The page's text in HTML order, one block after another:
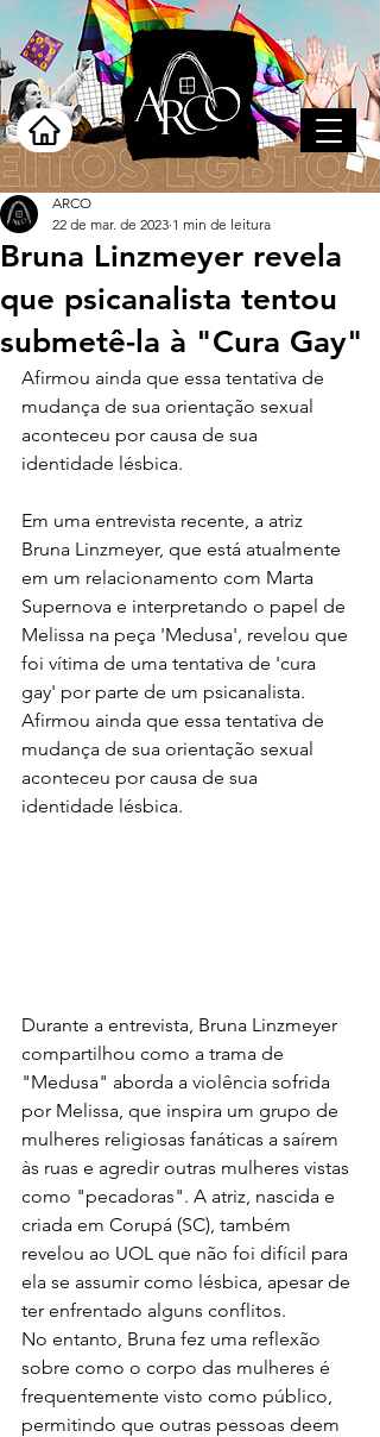
Bruna Linzmeyer revela
que psicanalista tentou
submetê-la à "Cura Gay"
ARCO
22 de mar. de 2023 1 min de leitura
Afirmou ainda que essa tentativa de
mudança de sua orientação sexual
aconteceu por causa de sua
identidade lésbica.
Em uma entrevista recente, a atriz
Bruna Linzmeyer, que está atualmente
em um relacionamento com Marta
Supernova e interpretando o papel de
Melissa na peça 'Medusa', revelou que
foi vítima de uma tentativa de 'cura
gay' por parte de um psicanalista.
Afirmou ainda que essa tentativa de
mudança de sua orientação sexual
aconteceu por causa de sua
identidade lésbica.
Durante a entrevista, Bruna Linzmeyer
compartilhou como a trama de
"Medusa" aborda a violência sofrida
por Melissa, que inspira um grupo de
mulheres religiosas fanáticas a saírem
às ruas e agredir outras mulheres vistas
como "pecadoras". A atriz, nascida e
criada em Corupá (SC), também
revelou ao UOL que não foi difícil para
ela se assumir como lésbica, apesar de
ter enfrentado alguns conflitos.
No entanto, Bruna fez uma reflexão
sobre como o corpo das mulheres é
frequentemente visto como público,
permitindo que outras pessoas deem